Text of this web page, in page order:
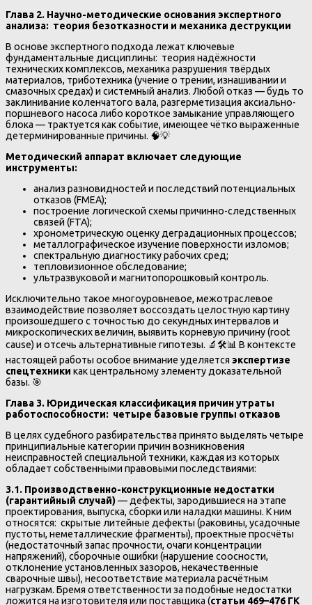
Глава 2. Научно-методические основания экспертного
анализа: теория безотказности и механика деструкции
В основе экспертного подхода лежат ключевые
фундаментальные дисциплины: теория надёжности
технических комплексов, механика разрушения твёрдых
материалов, триботехника (учение о трении, изнашивании и
смазочных средах) и системный анализ. Любой отказ — будь то
заклинивание коленчатого вала, разгерметизация аксиально-
поршневого насоса либо короткое замыкание управляющего
блока — трактуется как событие, имеющее чётко выраженные
детерминированные причины. 🧠💡
Методический аппарат включает следующие
инструменты:
анализ разновидностей и последствий потенциальных
отказов (FMEA);
построение логической схемы причинно-следственных
связей (FTA);
хронометрическую оценку деградационных процессов;
металлографическое изучение поверхности изломов;
спектральную диагностику рабочих сред;
тепловизионное обследование;
ультразвуковой и магнитопорошковый контроль.
Исключительно такое многоуровневое, межотраслевое
взаимодействие позволяет воссоздать целостную картину
произошедшего с точностью до секундных интервалов и
микроскопических величин, выявить корневую причину (root
cause) и отсечь альтернативные гипотезы. 🔬🛠️📊 В контексте
настоящей работы особое внимание уделяется экспертизе
спецтехники как центральному элементу доказательной
базы. 🎯
Глава 3. Юридическая классификация причин утраты
работоспособности: четыре базовые группы отказов
В целях судебного разбирательства принято выделять четыре
принципиальные категории причин возникновения
неисправностей специальной техники, каждая из которых
обладает собственными правовыми последствиями:
3.1. Производственно-конструкционные недостатки
(гарантийный случай)— дефекты, зародившиеся на этапе
проектирования, выпуска, сборки или наладки машины. К ним
относятся: скрытые литейные дефекты (раковины, усадочные
пустоты, неметаллические фрагменты), проектные просчёты
(недостаточный запас прочности, очаги концентрации
напряжений), сборочные ошибки (нарушение соосности,
отклонение установленных зазоров, некачественные
сварочные швы), несоответствие материала расчётным
нагрузкам. Бремя ответственности за подобные недостатки
ложится на изготовителя или поставщика (статьи 469–476 ГК